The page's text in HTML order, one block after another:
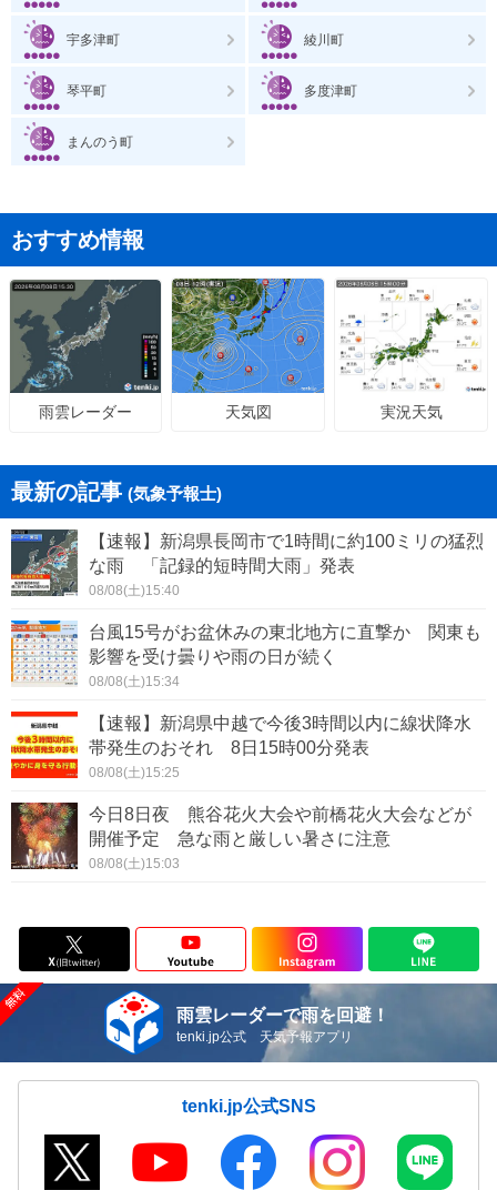
宇多津町 綾川町
琴平町 多度津町
まんのう町
おすすめ情報
雨雲レーダー 天気図 実況天気
最新の記事 (気象予報士)
【速報】新潟県長岡市で1時間に約100ミリの猛烈
な雨 「記録的短時間大雨」発表
08/08(土)15:40
台風15号がお盆休みの東北地方に直撃か 関東も
影響を受け曇りや雨の日が続く
08/08(土)15:34
【速報】新潟県中越で今後3時間以内に線状降水
帯発生のおそれ 8日15時00分発表
08/08(土)15:25
今日8日夜 熊谷花火大会や前橋花火大会などが
開催予定 急な雨と厳しい暑さに注意
08/08(土)15:03
雨雲レーダーで雨を回避！
tenki.jp公式 天気予報アプリ
tenki.jp公式SNS